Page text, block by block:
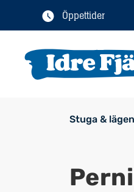
Öppettider
Stuga &